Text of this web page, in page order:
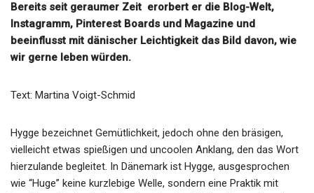
Bereits seit geraumer Zeit erorbert er die Blog-Welt,
Instagramm, Pinterest Boards und Magazine und
beeinflusst mit dänischer Leichtigkeit das Bild davon, wie
wir gerne leben würden.
Text: Martina Voigt-Schmid
Hygge bezeichnet Gemütlichkeit, jedoch ohne den bräsigen,
vielleicht etwas spießigen und uncoolen Anklang, den das Wort
hierzulande begleitet. In Dänemark ist Hygge, ausgesprochen
wie “Huge” keine kurzlebige Welle, sondern eine Praktik mit